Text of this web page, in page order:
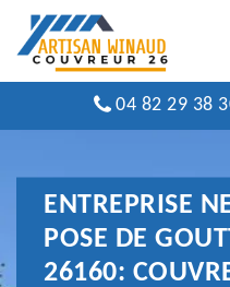
04 82 29 38
ENTREPRISE
POSE DE
26160: